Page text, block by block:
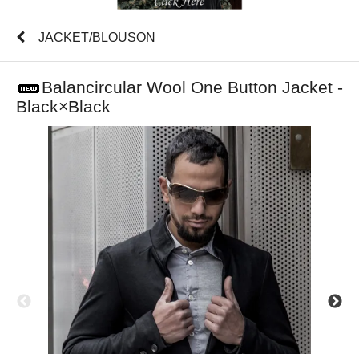
JACKET/BLOUSON
Balancircular Wool One Button Jacket -
Black×Black